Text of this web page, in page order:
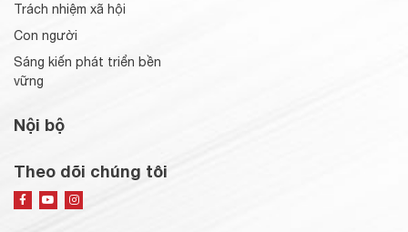
Trách nhiệm xã hội
Con người
Sáng kiến phát triển bền
vững
Nội bộ
Theo dõi chúng tôi